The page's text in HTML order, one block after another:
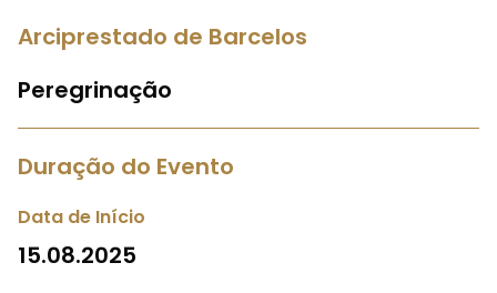
Arciprestado de Barcelos
Peregrinação
Duração do Evento
Data de Início
15.08.2025